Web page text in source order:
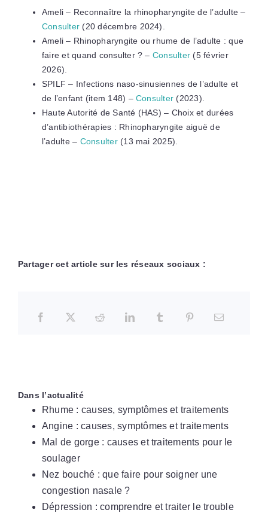
Ameli – Reconnaître la rhinopharyngite de l’adulte –
Consulter (20 décembre 2024).
Ameli – Rhinopharyngite ou rhume de l’adulte : que
faire et quand consulter ? – Consulter (5 février
2026).
SPILF – Infections naso-sinusiennes de l’adulte et
de l’enfant (item 148) – Consulter (2023).
Haute Autorité de Santé (HAS) – Choix et durées
d’antibiothérapies : Rhinopharyngite aiguë de
l’adulte – Consulter(13 mai 2025).
Partager cet article sur les réseaux sociaux :
Dans l’actualité
Rhume : causes, symptômes et traitements
Angine : causes, symptômes et traitements
Mal de gorge : causes et traitements pour le
soulager
Nez bouché : que faire pour soigner une
congestion nasale ?
Dépression : comprendre et traiter le trouble